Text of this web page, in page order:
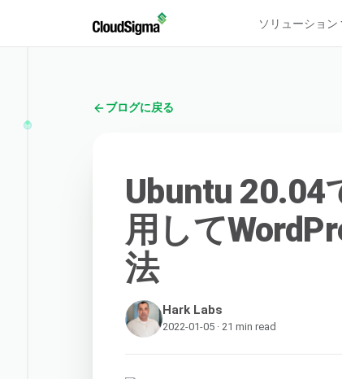
ソリューション
ブログに戻る
Ubuntu 20.04
用して
法
Hark Labs
2022-01-05 · 21 min read